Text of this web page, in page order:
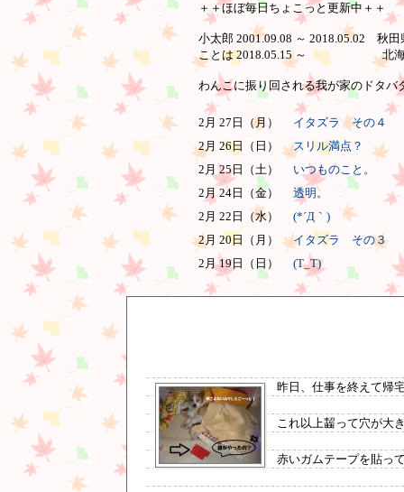
＋＋ほぼ毎日ちょこっと更新中＋＋
小太郎 2001.09.08 ～ 2018.05.02 秋田
ことは 2018.05.15 ～ 北海
わんこに振り回される我が家のドタバ
2月 27日（月）
イタズラ その４
2月 26日（日）
スリル満点？
2月 25日（土）
いつものこと。
2月 24日（金）
透明。
2月 22日（水）
(*´Д｀)
2月 20日（月）
イタズラ その３
2月 19日（日）
(T_T)
昨日、仕事を終えて帰
これ以上齧って穴が大
赤いガムテープを貼っ